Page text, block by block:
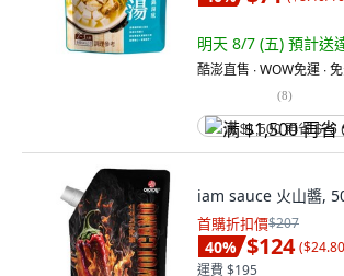
明天 8/7 (五) 預計送
酷澎直售 ∙ WOW免運 ∙
(8)
满 $1,500 再省 $75
iam sauce 火山醬,
首購折扣價$207
40% $124 (
運費 $195